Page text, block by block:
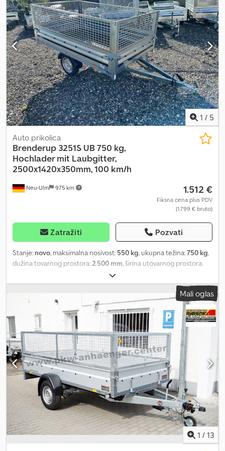
1 / 5
Neu-Ulm 975 km
Auto prikolica
Brenderup 3251S UB 750 kg,
Hochlader mit Laubgitter,
2500x1420x350mm, 100 km/h
1.512 €
Fiksna cena plus PDV
(1.799 € bruto)
Zatražiti Pozvati
Stanje: novo, maksimalna nosivost: 550 kg, ukupna težina:750 kg,
dužina tovarnog prostora: 2.500 mm , širina utovarnog prostora:
, visina tovarnog prostora:
prostora:3,2 m³, boja:ostalo, građevinska visina:1.460 mm, radna
, Proizvođač: Brenderup Tip: Brenderup 3251S UB,
prikolica sa visokim stranicama, čelična konstrukcija Dozvoljena
ukupna težina: 750 kg, bez kočnica Korisna nosivost: 550 kg
Sopstvena težina: 200 kg Dimenzije sanduka: 2500 x 1420 x 350
mm Gume: 13 inča Dedpjpffhnsfx Anmjkr Visina utovara: 610 mm
Sve bočne stranice se mogu skinuti i preklopiti Uključuje 6
prstenova za pričvršćivanje Sa nastavkom za zaštitnu mrežu, visine
500 mm Cena uključuje saobraćajnu dozvolu (del II i COC
dokumenta) Na lageru imamo veliki broj prikolica sledećih
proizvođača: Brenderup, Humbaur, Hapert, Unsinn i Neptun. Na
zahtev, možemo da vam obezbedimo besplatne probne
registarske tablice za prevoz. Popravljamo prikolice svih
proizvođača. Dodatna oprema na upit. Zadržavamo pravo na
tehničke izmene, promene cena i greške. Ne preuzimamo
odgovornost za greške i štamparske greške. Gumena opruga,
Mali oglas
1 / 13